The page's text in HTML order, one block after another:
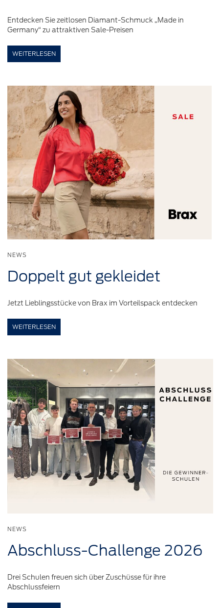
Entdecken Sie zeitlosen Diamant-Schmuck „Made in
Germany“ zu attraktiven Sale-Preisen
WEITERLESEN
NEWS
Doppelt gut gekleidet
Jetzt Lieblingsstücke von Brax im Vorteilspack entdecken
WEITERLESEN
NEWS
Abschluss-Challenge 2026
Drei Schulen freuen sich über Zuschüsse für ihre
Abschlussfeiern